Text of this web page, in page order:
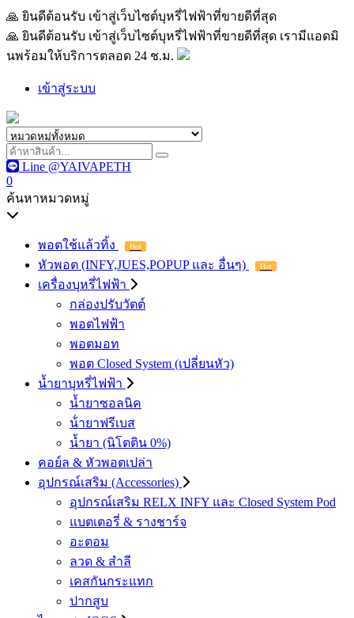
🙏 ยินดีต้อนรับ เข้าสู่เว็บไซต์บุหรี่ไฟฟ้าที่ขายดีที่สุด เรามีแอดมิน
🙏 ยินดีต้อนรับ เข้าสู่เว็บไซต์บุหรี่ไฟฟ้าที่ขายดีที่สุด เรามีแอดมิ
นพร้อมให้บริการตลอด 24 ช.ม.
เข้าสู่ระบบ
Line @YAIVAPETH
0
ค้นหาหมวดหมู่
พอตใช้แล้วทิ้ง Hot
หัวพอต (INFY,JUES,POPUP และ อื่นๆ) Hot
เครื่องบุหรี่ไฟฟ้า
กล่องปรับวัตต์
พอตไฟฟ้า
พอตมอท
พอต Closed System (เปลี่ยนหัว)
น้ำยาบุหรี่ไฟฟ้า
น้ำยาซอลนิค
น้ํายาฟรีเบส
น้ำยา (นิโตติน 0%)
คอย์ล & หัวพอตเปล่า
อุปกรณ์เสริม (Accessories)
อุปกรณ์เสริม RELX INFY และ Closed System Pod
แบตเตอรี่ & รางชาร์จ
อะตอม
ลวด ​& สำลี
เคสกันกระแทก
ปากสูบ